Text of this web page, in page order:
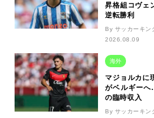
昇格組コヴェ
逆転勝利
By サッカーキン
2026.08.09
海外
マジョルカに
がベルギー
の臨時収入
By サッカーキン